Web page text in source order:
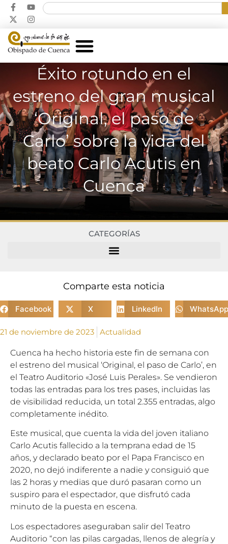
Éxito rotundo en el
estreno del gran musical
‘Original, el paso de
Carlo’ sobre la vida del
beato Carlo Acutis en
Cuenca
CATEGORÍAS
Comparte esta noticia
Facebook X LinkedIn WhatsApp
21 de noviembre de 2023 Actualidad
Cuenca ha hecho historia este fin de semana con
el estreno del musical ‘Original, el paso de Carlo’, en
el Teatro Auditorio «José Luis Perales». Se vendieron
todas las entradas para los tres pases, incluidas las
de visibilidad reducida, un total 2.355 entradas, algo
completamente inédito.
Este musical, que cuenta la vida del joven italiano
Carlo Acutis fallecido a la temprana edad de 15
años, y declarado beato por el Papa Francisco en
2020, no dejó indiferente a nadie y consiguió que
las 2 horas y medias que duró pasaran como un
suspiro para el espectador, que disfrutó cada
minuto de la puesta en escena.
Los espectadores aseguraban salir del Teatro
Auditorio “con las pilas cargadas, llenos de alegría y